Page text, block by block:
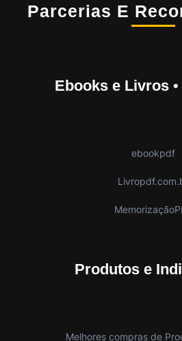
Parcerias E
Ebooks e Livros
ebookpdf
Produtos e
Melhores compras de